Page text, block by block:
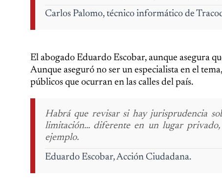
Carlos Palomo, técnico informático de
El abogado Eduardo Escobar, aunque asegura
Aunque aseguró no ser un especialista en el
públicos que ocurran en las calles del país.
Habrá que revisar si hay jurisprudencia
limitación... diferente en un lugar
ejemplo.
Eduardo Escobar,Acción Ciudadana.